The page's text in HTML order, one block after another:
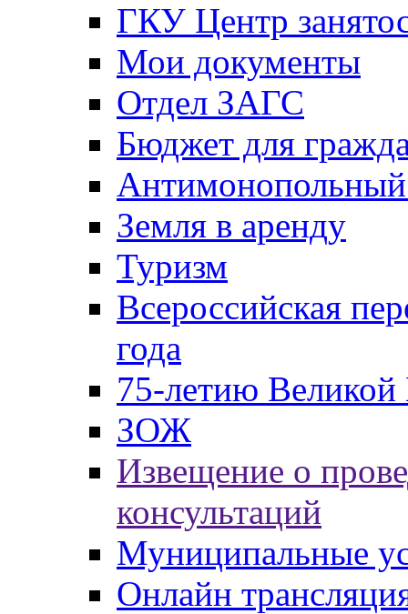
ГКУ Центр
Мои документы
Отдел ЗАГС
Бюджет для
Антимонопольный
Земля в аренду
Туризм
Всероссийская
года
75-летию
ЗОЖ
Извещение о
консультаций
Муниципальные
Онлайн